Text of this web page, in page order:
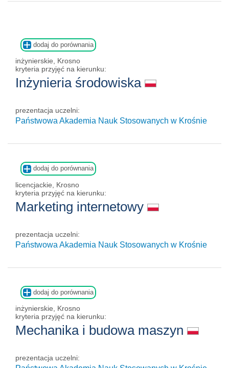
dodaj do porównania
inżynierskie, Krosno
kryteria przyjęć na kierunku:
Inżynieria środowiska
prezentacja uczelni:
Państwowa Akademia Nauk Stosowanych w Krośnie
dodaj do porównania
licencjackie, Krosno
kryteria przyjęć na kierunku:
Marketing internetowy
prezentacja uczelni:
Państwowa Akademia Nauk Stosowanych w Krośnie
dodaj do porównania
inżynierskie, Krosno
kryteria przyjęć na kierunku:
Mechanika i budowa maszyn
prezentacja uczelni: